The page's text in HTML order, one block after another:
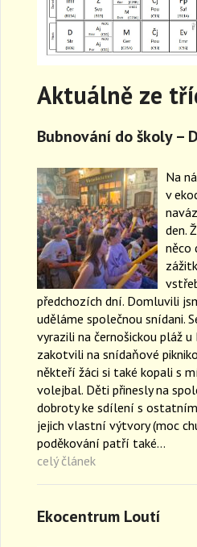
Aktuálně ze
Bubnování do školy –
Na
v
den.
něco
předchozích dní. Domluvili
uděláme společnou snídani.
vyrazili na černošickou pláž u
zakotvili na snídaňové
někteří žáci si také kopali s
volejbal. Děti přinesly na
dobroty ke sdílení s
jejich vlastní výtvory (moc
poděkování patří také…
celý článek
Ekocentrum Loutí